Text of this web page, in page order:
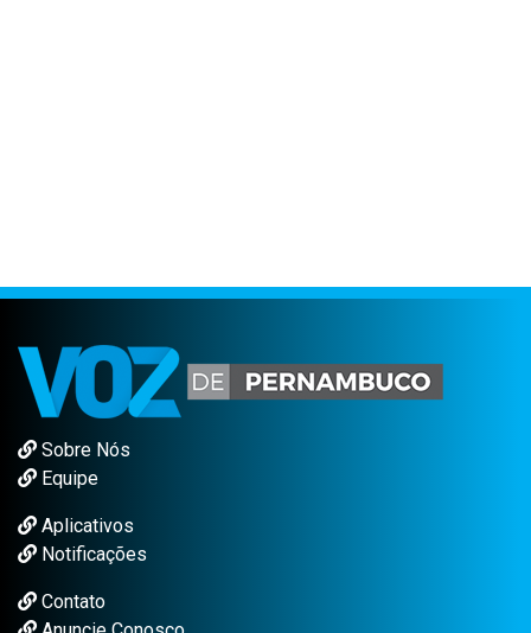
Sobre Nós
Equipe
Aplicativos
Notificações
Contato